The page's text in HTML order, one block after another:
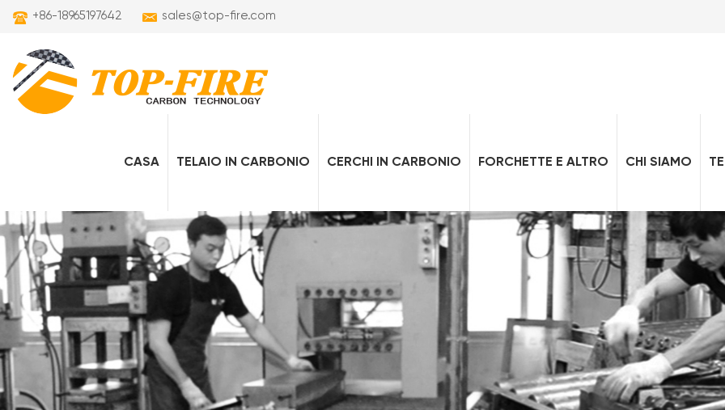
+86-18965197642 sales@top-fire.com
CASA TELAIO IN CARBONIO CERCHI IN CARBONIO FORCHETTE E ALTRO CHI SIAMO